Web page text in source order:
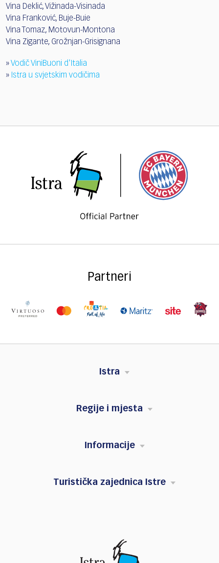
Vina Deklić, Vižinada-Visinada
Vina Franković, Buje-Buie
Vina Tomaz, Motovun-Montona
Vina Zigante, Grožnjan-Grisignana
»Vodič ViniBuoni d'Italia
» Istra u svjetskim vodičima
Partneri
Istra
Regije i mjesta
Informacije
Turistička zajednica Istre